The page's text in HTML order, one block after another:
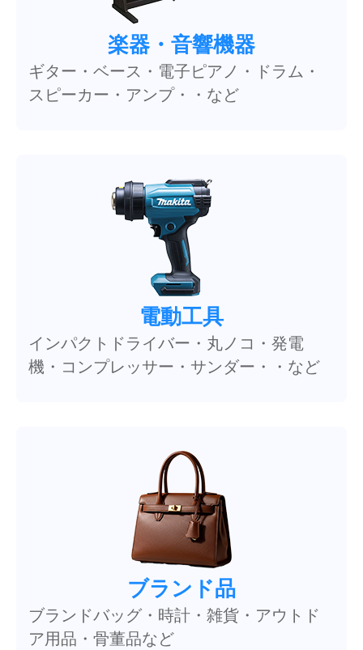
楽器・音響機器
ギター・ベース・電子ピアノ・ドラム・
スピーカー・アンプ・・など
電動工具
インパクトドライバー・丸ノコ・発電
機・コンプレッサー・サンダー・・など
ブランド品
ブランドバッグ・時計・雑貨・アウトド
ア用品・骨董品など